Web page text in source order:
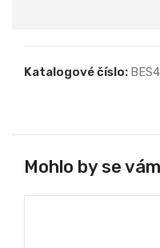
Katalogové číslo:
Mohlo by se